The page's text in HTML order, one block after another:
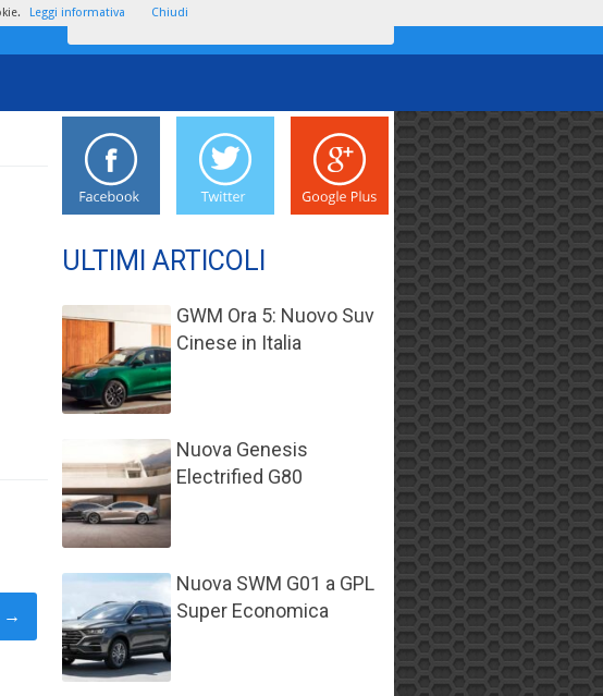
→
ULTIMI ARTICOLI
GWM Ora 5: Nuovo Suv
Cinese in Italia
Nuova Genesis
Electrified G80
Nuova SWM G01 a GPL
Super Economica
Leggi informativa Chiudi